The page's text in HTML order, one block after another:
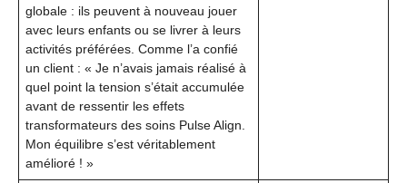
globale : ils peuvent à nouveau jouer
avec leurs enfants ou se livrer à leurs
activités préférées. Comme l’a confié
un client : « Je n’avais jamais réalisé à
quel point la tension s’était accumulée
avant de ressentir les effets
transformateurs des soins Pulse Align.
Mon équilibre s’est véritablement
amélioré ! »